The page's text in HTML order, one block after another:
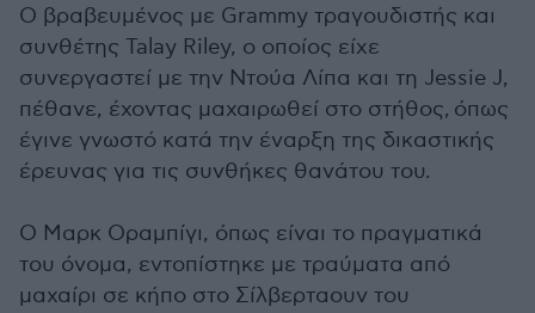
Ο βραβευμένος με Grammy τραγουδιστής και
συνθέτης Talay Riley, ο οποίος είχε
συνεργαστεί με την Ντούα Λίπα και τη Jessie J,
πέθανε, έχοντας μαχαιρωθεί στο στήθος, όπως
έγινε γνωστό κατά την έναρξη της δικαστικής
έρευνας για τις συνθήκες θανάτου του.
Ο Μαρκ Οραμπίγι, όπως είναι το πραγματικά
του όνομα, εντοπίστηκε με τραύματα από
μαχαίρι σε κήπο στο Σίλβερταουν του